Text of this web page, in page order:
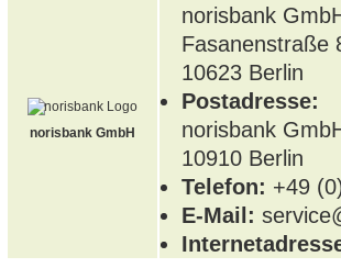
norisbank GmbH
norisbank
Fasanenstraße
10623 Berlin
Postadresse:
norisbank
10910 Berlin
Telefon: +49
E-Mail: